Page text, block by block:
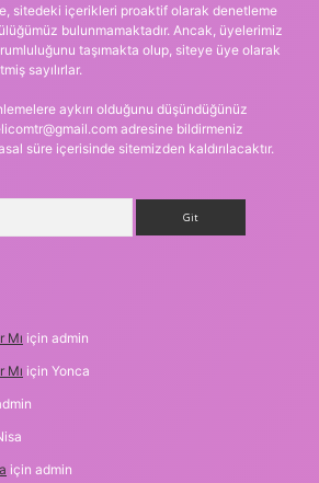
sitedeki içerikleri proaktif olarak denetleme
bulunmamaktadır. Ancak, üyelerimiz
taşımakta olup, siteye üye olarak
sayılırlar.
aykırı olduğunu düşündüğünüz
adresine bildirmeniz
süre içerisinde sitemizden kaldırılacaktır.
Mı için admin
Mı için Yonca
için admin